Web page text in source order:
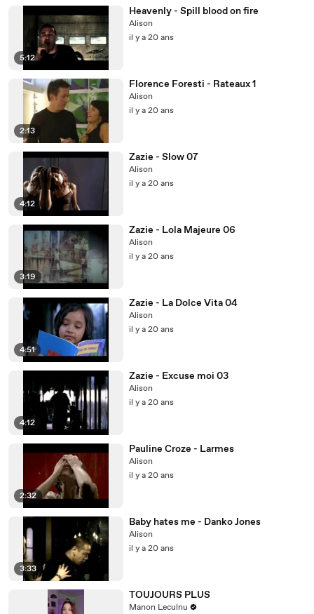
5:12
Heavenly - Spill blood on fire
Alison
il y a 20 ans
2:13
Florence Foresti - Rateaux 1
Alison
il y a 20 ans
4:12
Zazie - Slow 07
Alison
il y a 20 ans
3:19
Zazie - Lola Majeure 06
Alison
il y a 20 ans
4:51
Zazie - La Dolce Vita 04
Alison
il y a 20 ans
4:12
Zazie - Excuse moi 03
Alison
il y a 20 ans
2:32
Pauline Croze - Larmes
Alison
il y a 20 ans
3:33
Baby hates me - Danko Jones
Alison
il y a 20 ans
TOUJOURS PLUS
Manon Leculnu